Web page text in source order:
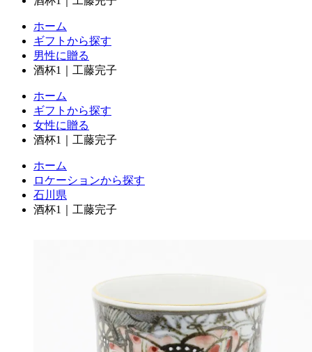
ホーム
ギフトから探す
男性に贈る
酒杯1｜工藤完子
ホーム
ギフトから探す
女性に贈る
酒杯1｜工藤完子
ホーム
ロケーションから探す
石川県
酒杯1｜工藤完子